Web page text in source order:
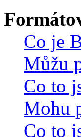
Co je
Můžu
Co to
Mohu
Co to